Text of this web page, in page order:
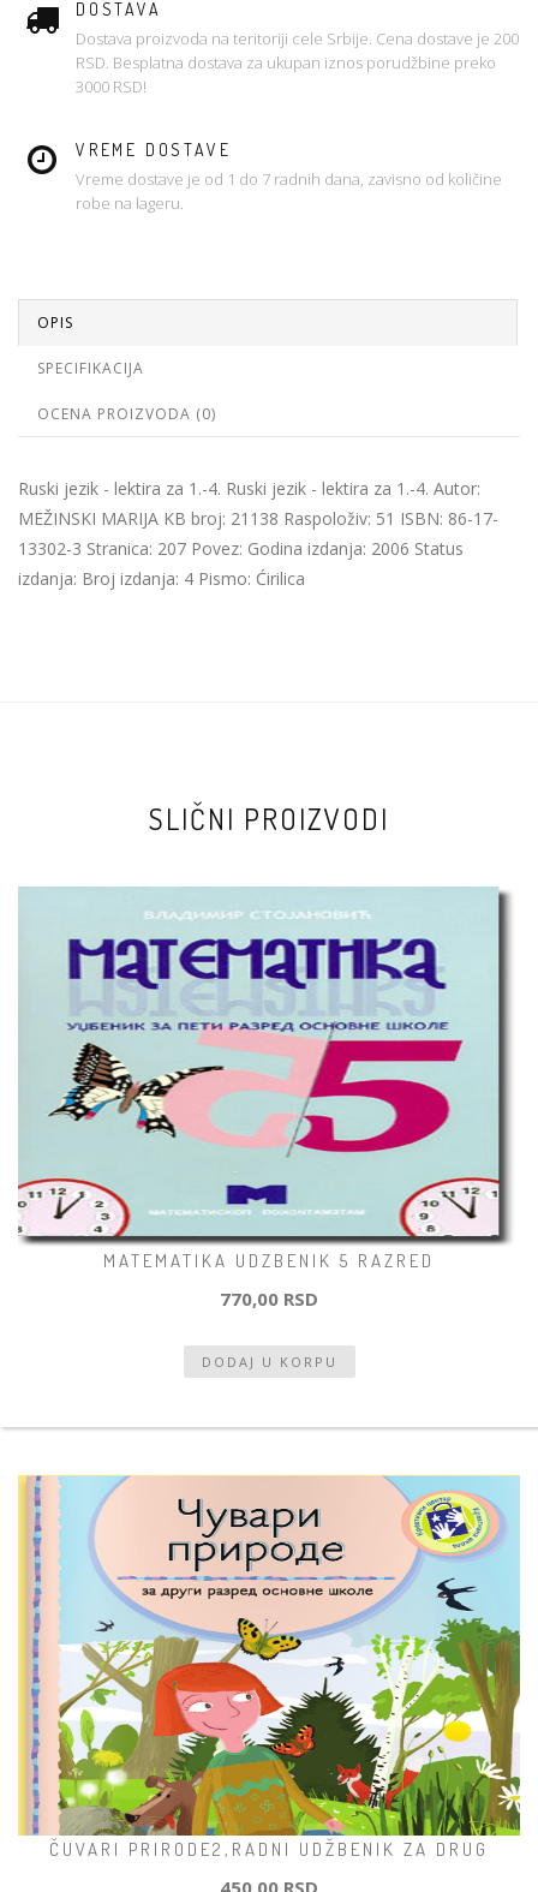
DOSTAVA
Dostava proizvoda na teritoriji cele Srbije. Cena dostave je 200
RSD. Besplatna dostava za ukupan iznos porudžbine preko
3000 RSD!
VREME DOSTAVE
Vreme dostave je od 1 do 7 radnih dana, zavisno od količine
robe na lageru.
OPIS
SPECIFIKACIJA
OCENA PROIZVODA (0)
Ruski jezik - lektira za 1.-4. Ruski jezik - lektira za 1.-4. Autor:
MEŽINSKI MARIJA KB broj: 21138 Raspoloživ: 51 ISBN: 86-17-
13302-3 Stranica: 207 Povez: Godina izdanja: 2006 Status
izdanja: Broj izdanja: 4 Pismo: Ćirilica
SLIČNI PROIZVODI
MATEMATIKA UDZBENIK 5 RAZRED
770,00 RSD
ČUVARI PRIRODE2,RADNI UDŽBENIK ZA DRUG